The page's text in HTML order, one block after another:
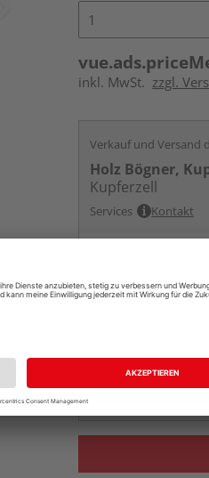
inkl. MwSt. zzgl.
Verkauf und Versand
Holz Bögner,
Kupferzell
Services Kontakt
Auf
Auf